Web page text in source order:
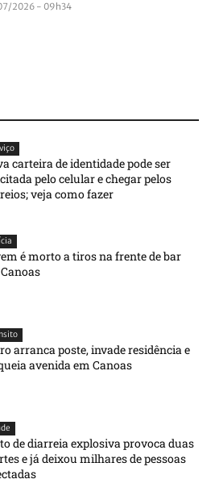
2026 - 09h34
carteira de identidade pode ser
pelo celular e chegar pelos
veja como fazer
é morto a tiros na frente de bar
arranca poste, invade residência e
avenida em Canoas
de diarreia explosiva provoca duas
e já deixou milhares de pessoas